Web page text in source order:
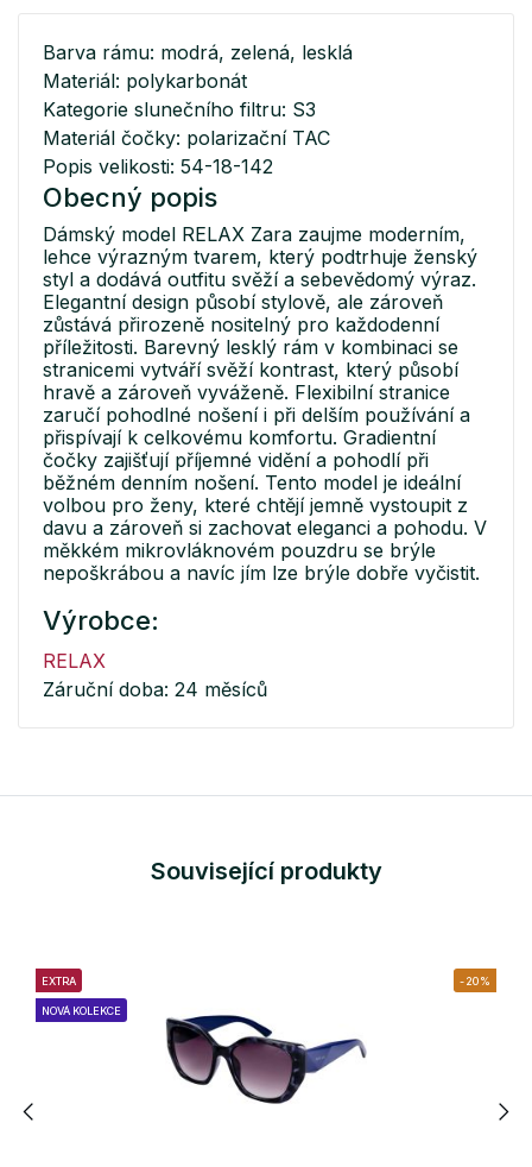
Barva rámu: modrá, zelená, lesklá
Materiál: polykarbonát
Kategorie slunečního filtru: S3
Materiál čočky: polarizační TAC
Popis velikosti: 54-18-142
Obecný popis
Dámský model RELAX Zara zaujme moderním,
lehce výrazným tvarem, který podtrhuje ženský
styl a dodává outfitu svěží a sebevědomý výraz.
Elegantní design působí stylově, ale zároveň
zůstává přirozeně nositelný pro každodenní
příležitosti. Barevný lesklý rám v kombinaci se
stranicemi vytváří svěží kontrast, který působí
hravě a zároveň vyváženě. Flexibilní stranice
zaručí pohodlné nošení i při delším používání a
přispívají k celkovému komfortu. Gradientní
čočky zajišťují příjemné vidění a pohodlí při
běžném denním nošení. Tento model je ideální
volbou pro ženy, které chtějí jemně vystoupit z
davu a zároveň si zachovat eleganci a pohodu. V
měkkém mikrovláknovém pouzdru se brýle
nepoškrábou a navíc jím lze brýle dobře vyčistit.
Výrobce:
RELAX
Záruční doba: 24 měsíců
Související produkty
EXTRA
NOVÁ KOLEKCE
-20%